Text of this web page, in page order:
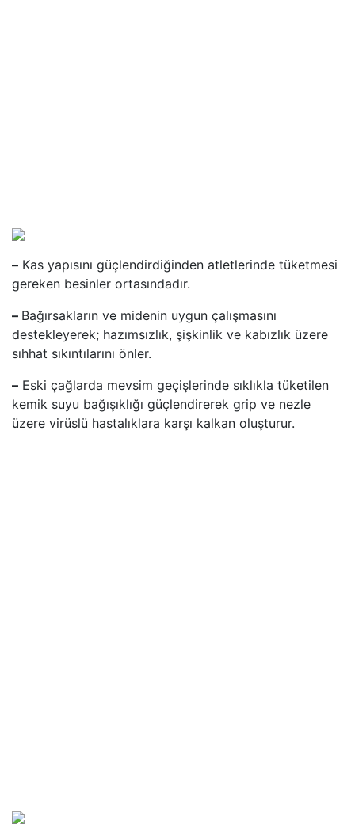
– Kas yapısını güçlendirdiğinden atletlerinde tüketmesi
gereken besinler ortasındadır.
– Bağırsakların ve midenin uygun çalışmasını
destekleyerek; hazımsızlık, şişkinlik ve kabızlık üzere
sıhhat sıkıntılarını önler.
– Eski çağlarda mevsim geçişlerinde sıklıkla tüketilen
kemik suyu bağışıklığı güçlendirerek grip ve nezle
üzere virüslü hastalıklara karşı kalkan oluşturur.